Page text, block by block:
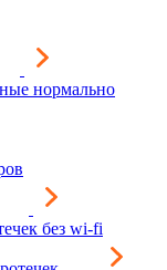
нормально
без wi-fi